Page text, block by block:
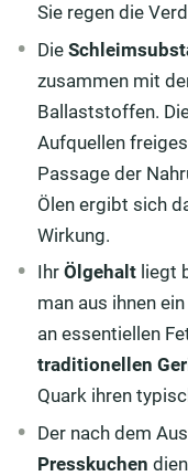
Sie regen die
Die
zusammen mit
Ballaststoffen.
Aufquellen
Passage der
Ölen ergibt sich
Wirkung.
IhrÖlgehalt liegt
man aus ihnen
an essentiellen
traditionellen
Quark ihren
Der nach dem
Presskuchen